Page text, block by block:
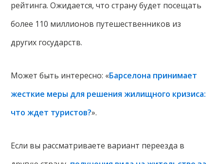
рейтинга. Ожидается, что страну будет посещать
более 110 миллионов путешественников из
других государств.
Может быть интересно: «Барселона принимает
жесткие меры для решения жилищного кризиса:
что ждет туристов?».
Если вы рассматриваете вариант переезда в